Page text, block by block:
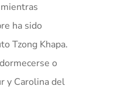
ha sido
Tzong Khapa.
o
y Carolina del